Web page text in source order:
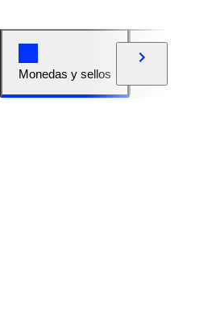
Monedas y sellos